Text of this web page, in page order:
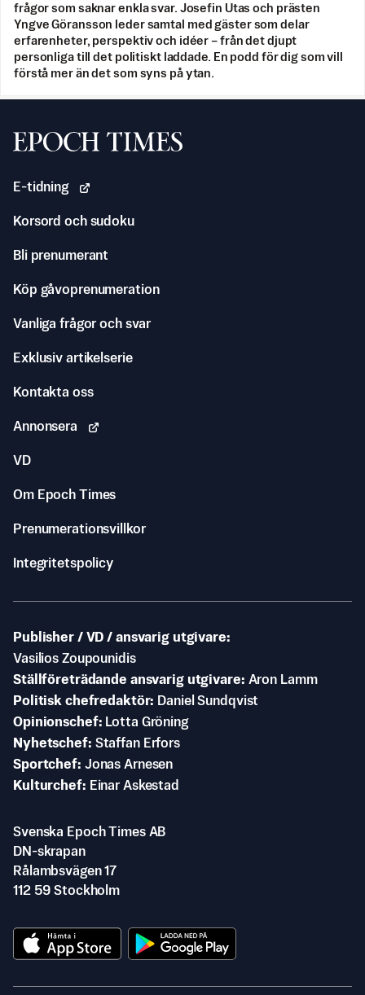
frågor som saknar enkla svar. Josefin Utas och prästen
Yngve Göransson leder samtal med gäster som delar
erfarenheter, perspektiv och idéer – från det djupt
personliga till det politiskt laddade. En podd för dig som vill
förstå mer än det som syns på ytan.
Svenska Epoch Times
E-tidning
Korsord och sudoku
Bli prenumerant
Köp gåvoprenumeration
Vanliga frågor och svar
Exklusiv artikelserie
Kontakta oss
Annonsera
VD
Om Epoch Times
Prenumerationsvillkor
Integritetspolicy
Publisher / VD / ansvarig utgivare
Vasilios Zoupounidis
Ställföreträdande ansvarig utgivare Aron Lamm
Politisk chefredaktör
Daniel Sundqvist
Opinionschef
Lotta Gröning
Nyhetschef Staffan Erfors
Sportchef Jonas Arnesen
Kulturchef
Einar Askestad
Svenska Epoch Times AB
DN-skrapan
Rålambsvägen 17
112 59 Stockholm